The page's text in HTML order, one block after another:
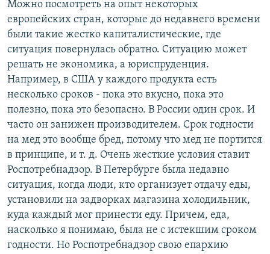
Можно посмотреть на опыт некоторых
европейских стран, которые до недавнего времени
были такие жестко капиталистические, где
ситуация повернулась обратно. Ситуацию может
решать не экономика, а юриспруденция.
Например, в США у каждого продукта есть
несколько сроков - пока это вкусно, пока это
полезно, пока это безопасно. В России один срок. И
часто он занижен производителем. Срок годности
на мед это вообще бред, потому что мед не портится
в принципе, и т. д. Очень жесткие условия ставит
Роспотребнадзор. В Петербурге была недавно
ситуация, когда люди, кто организует отдачу еды,
установили на задворках магазина холодильник,
куда каждый мог принести еду. Причем, еда,
насколько я понимаю, была не с истекшим сроком
годности. Но Роспотребнадзор свою епархию